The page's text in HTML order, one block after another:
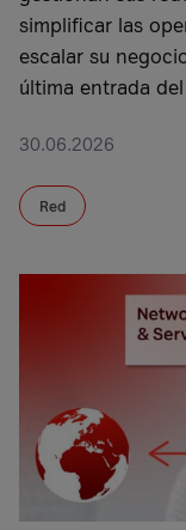
simplificar las
escalar su
última entrada
30.06.2026
Red